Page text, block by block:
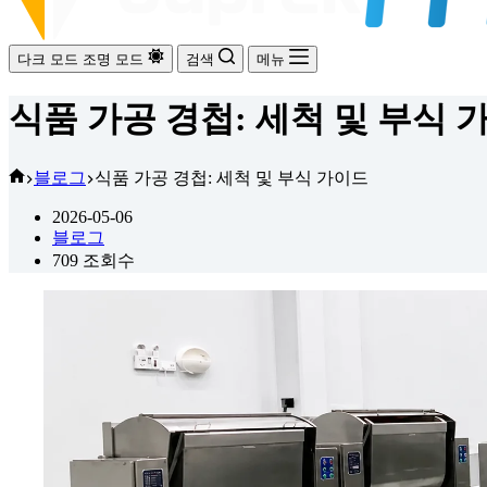
다크 모드 조명 모드 검색 메뉴
식품 가공 경첩: 세척 및 부식
홈블로그 식품 가공 경첩: 세척 및 부식 가이드
2026-05-06
블로그
709 조회수